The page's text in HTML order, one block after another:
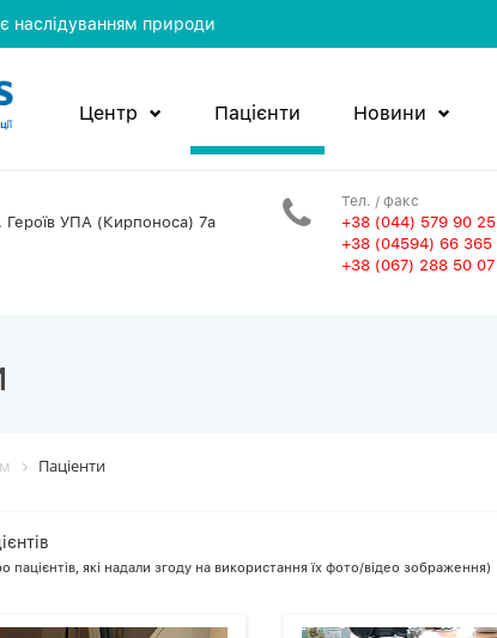
наслідуванням природи
Центр Пацієнти Новини
Героїв УПА (Кирпоноса) 7а
Тел. / факс
+38 (044) 579 90 25
+38 (04594) 66 365
+38 (067) 288 50 07
Пацiенти
які надали згоду на використання їх фото/відео зображення)